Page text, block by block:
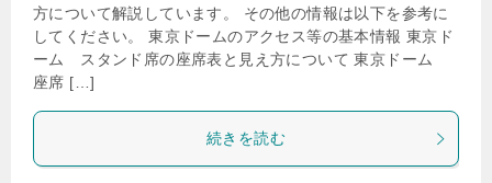
方について解説しています。 その他の情報は以下を参考に
してください。 東京ドームのアクセス等の基本情報 東京ド
ーム スタンド席の座席表と見え方について 東京ドーム
座席 […]
続きを読む